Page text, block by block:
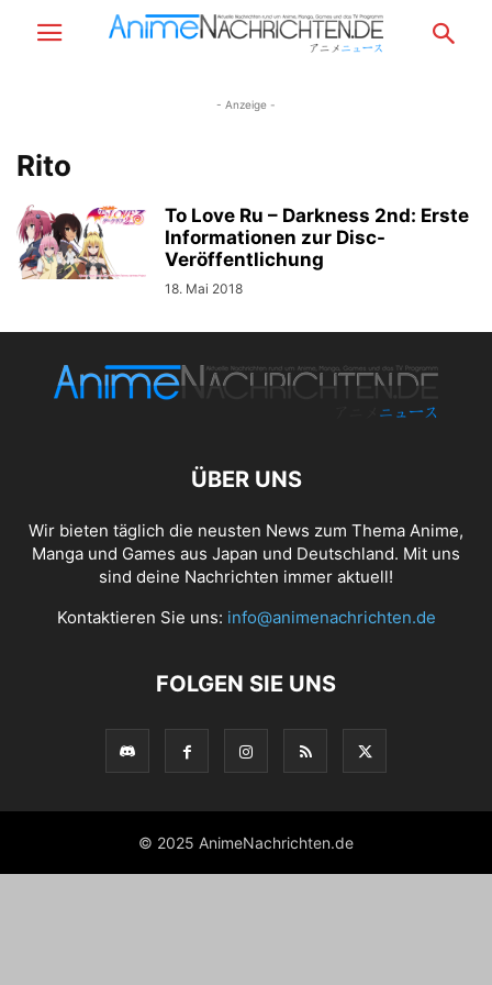
- Anzeige -
Rito
To Love Ru – Darkness 2nd: Erste
Informationen zur Disc-
Veröffentlichung
18. Mai 2018
ÜBER UNS
Wir bieten täglich die neusten News zum Thema Anime,
Manga und Games aus Japan und Deutschland. Mit uns
sind deine Nachrichten immer aktuell!
Kontaktieren Sie uns: info@animenachrichten.de
FOLGEN SIE UNS
© 2025 AnimeNachrichten.de